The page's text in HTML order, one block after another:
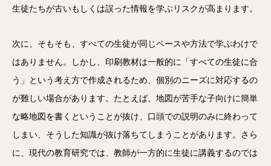
生徒たちが古いもしくは誤った情報を学ぶリスクが高まります。
次に、そもそも、すべての生徒が同じペースや方法で学ぶわけで
はありません。しかし、印刷教材は一般的に「すべての生徒に合
う」という考え方で作成されるため、個別のニーズに対応するの
が難しい場合があります。たとえば、地図が苦手な子向けに簡単
な略地図を書くということが抜け、口頭での説明のみに終わって
しまい、そうした知識が抜け落ちてしまうことがあります。さら
に、現代の教育研究では、教師が一方的に生徒に講義するのでは